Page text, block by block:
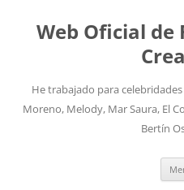
contenido
Web Oficial de
He trabajado para
Moreno, Melody, Mar Saura, El
Bertín